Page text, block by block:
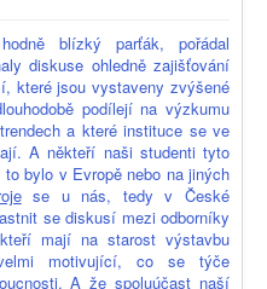
blízký parťák, pořádal
diskuse ohledně zajišťování
které jsou vystaveny zvýšené
podílejí na výzkumu
a které instituce se ve
A někteří naši studenti tyto
bylo v Evropě nebo na jiných
se u nás, tedy v České
se diskusí mezi odborníky
mají na starost výstavbu
motivující, co se týče
A že spoluúčast naší